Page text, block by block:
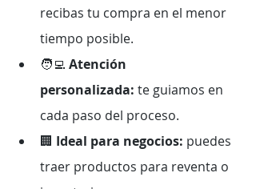
recibas tu compra en el menor
tiempo posible.
🧑‍💻 Atención
personalizada: te guiamos en
cada paso del proceso.
🏢 Ideal para negocios: puedes
traer productos para reventa o